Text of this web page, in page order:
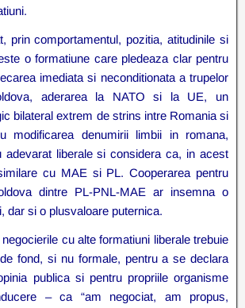
prin comportamentul, pozitia, atitudinile si
o formatiune care pledeaza clar pentru
imediata si neconditionata a trupelor
aderarea la NATO si la UE, un
bilateral extrem de strins intre Romania si
modificarea denumirii limbii in romana,
adevarat liberale si considera ca, in acest
cu MAE si PL. Cooperarea pentru
dintre PL-PNL-MAE ar insemna o
dar si o plusvaloare puternica.
cu alte formatiuni liberale trebuie
fond, si nu formale, pentru a se declara
publica si pentru propriile organisme
– ca “am negociat, am propus,